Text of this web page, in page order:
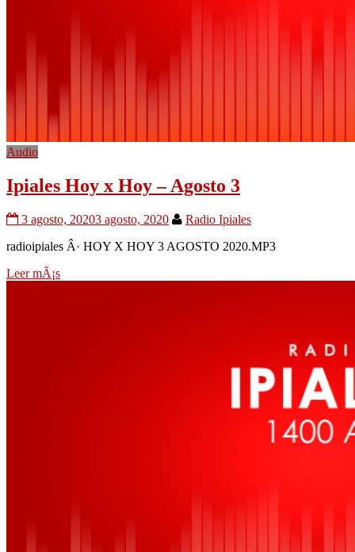
Audio
Ipiales Hoy x Hoy – Agosto 3
3 agosto, 20203 agosto, 2020
Radio Ipiales
radioipiales Â· HOY X HOY 3 AGOSTO 2020.MP3
Leer mÃ¡s